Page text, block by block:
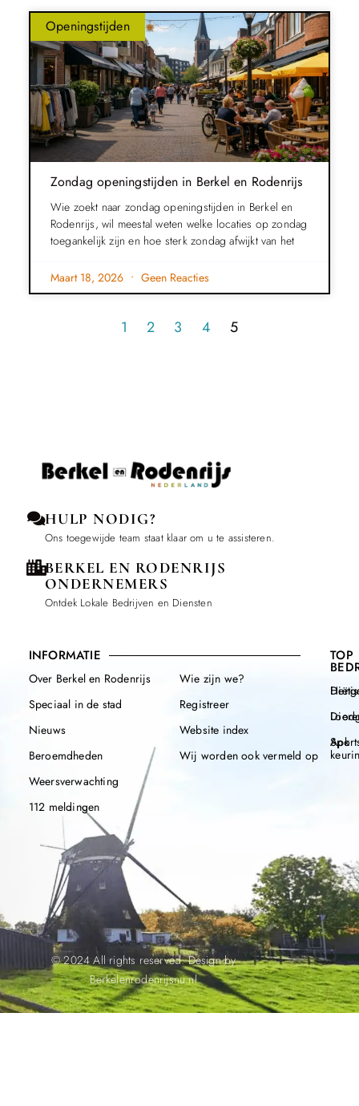
Openingstijden
Zondag openingstijden in Berkel en Rodenrijs
Wie zoekt naar zondag openingstijden in Berkel en
Rodenrijs, wil meestal weten welke locaties op zondag
toegankelijk zijn en hoe sterk zondag afwijkt van het
Maart 18, 2026 Geen Reacties
1 2 3 4 5
HULP NODIG?
Ons toegewijde team staat klaar om u te assisteren.
BERKEL EN RODENRIJS
ONDERNEMERS
Ontdek Lokale Bedrijven en Diensten
INFORMATIE
Over Berkel en Rodenrijs
Speciaal in de stad
Nieuws
Beroemdheden
Weersverwachting
112 meldingen
Wie zijn we?
Registreer
Website index
Wij worden ook vermeld op
TOP
Apk
© 2024 All rights reserved. Design by
Berkelenrodenrijsnu.nl